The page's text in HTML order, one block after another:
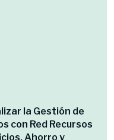
la Gestión de
con Red Recursos
Ahorro y